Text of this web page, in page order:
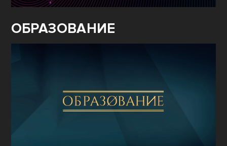
ОБРАЗОВАНИЕ